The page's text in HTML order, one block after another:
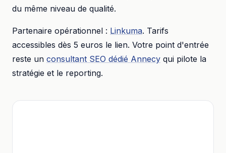
du même niveau de qualité.
Partenaire opérationnel : Linkuma. Tarifs
accessibles dès 5 euros le lien. Votre point d'entrée
reste un consultant SEO dédié Annecy qui pilote la
stratégie et le reporting.